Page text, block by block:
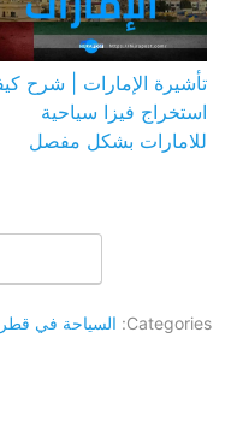
تأشيرة الإمارات | شرح
استخراج فيزا سياحية
للامارات بشكل مفصل
Categories: السياحة في قطر